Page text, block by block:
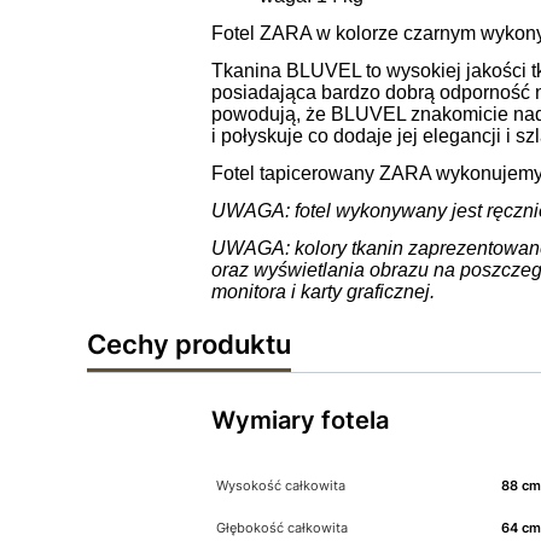
Fotel ZARA w kolorze czarnym
Tkanina BLUVEL to wysokiej jakości
posiadająca bardzo dobrą odporność
powodują, że BLUVEL znakomicie
i połyskuje co dodaje jej elegancji i
Fotel tapicerowany ZARA
UWAGA: fotel wykonywany jest
UWAGA: kolory tkanin
oraz wyświetlania obrazu na
monitora i karty graficznej.
Cechy produktu
Wymiary fotela
Wysokość całkowita 88 cm
Głębokość całkowita 64 cm